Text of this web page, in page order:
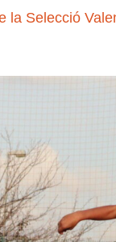
Selecció